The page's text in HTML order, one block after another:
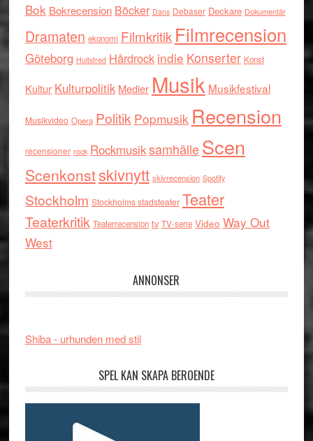
Bok Bokrecension Böcker Dans Debaser Deckare Dokumentär
Dramaten ekonomi Filmkritik Filmrecension
Göteborg Hultsfred Hårdrock indie Konserter Konst
Kultur Kulturpolitik Medier Musik Musikfestival
Musikvideo Opera Politik Popmusik Recension
recensioner rock RockmusiksamhälleScen
Scenkonstskivnytt skivrecension Spotify
Stockholm Stockholms stadsteater Teater
Teaterkritik Teaterrecension tv TV-serie Video Way Out
West
ANNONSER
Shiba - urhunden med stil
SPEL KAN SKAPA BEROENDE